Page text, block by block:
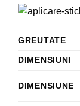
GREUTATE
DIMENSIUNI
DIMENSIUNE